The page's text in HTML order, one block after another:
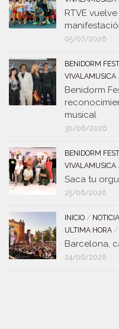
RTVE
05/07/2026
BENIDORM FEST
VIVALAMUSICA
Benidorm
musical
30/06/2026
BENIDORM FEST
VIVALAMUSICA
Saca tu
25/06/2026
INICIO / NOTICIA
ULTIMA HORA /
Barcelona,
24/06/2026